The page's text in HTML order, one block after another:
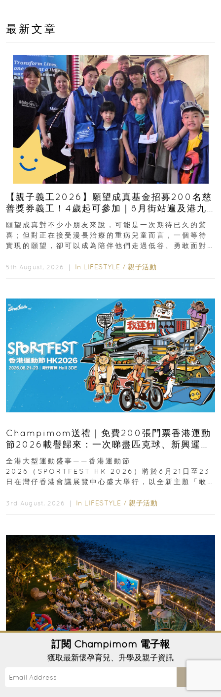
最新文章
【親子義工2026】願望成真基金招募200名慈
善獎券義工！4歲起可參加｜8月街站遍及港九
新界
願望成真對不少小朋友來說，可能是一次期待已久的驚
喜；但對正在接受漫長治療的重病兒童而言，一個等待
實現的願望，卻可以成為陪伴他們走過低谷、勇敢面對
5th August, 2026 ｜ In LIFESTYLE / 親子活動
Champimom送禮｜免費200張門票香港運動
節2026載譽歸來：一次睇盡匹克球、新興運
動、街舞比賽＋逾百運動品牌展覽
全港大型運動盛事——香港運動節
2026（SPORTFEST HK 2026）將於8月21日至23
日在灣仔香港會議展覽中心盛大舉行，以全新主題「敢
3rd August, 2026 ｜ In LIFESTYLE / 親子活動
餐！Goofy Waves Food Movie Night 戶
訂閱 Champimom 電子報
獲取最新懷孕育兒、升學及親子資訊